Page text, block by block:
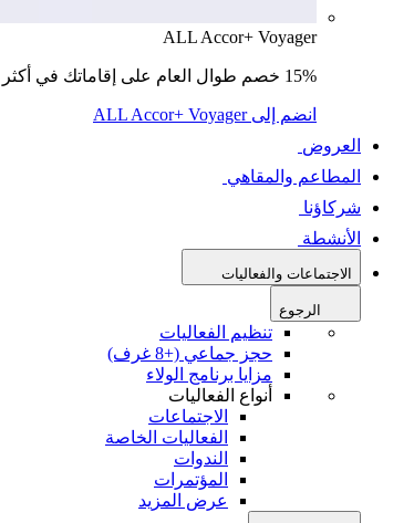
ALL Accor+ Voyager
15% خصم طوال العام على إقاماتك في أكثر من 30 علامة تجارية.
انضم إلى ALL Accor+ Voyager
العروض
المطاعم والمقاهي
شركاؤنا
الأنشطة
الاجتماعات والفعاليات
الرجوع
تنظيم الفعاليات
حجز جماعي (+8 غرف)
مزايا برنامج الولاء
أنواع الفعاليات
الاجتماعات
الفعاليات الخاصة
الندوات
المؤتمرات
عرض المزيد